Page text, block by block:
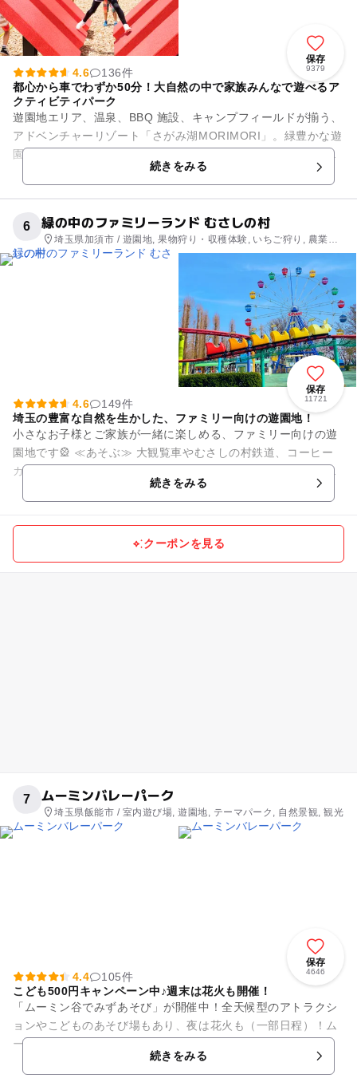
保存
9379
4.6
136件
都心から車でわずか50分！大自然の中で家族みんなで遊べるア
クティビティパーク
遊園地エリア、温泉、BBQ 施設、キャンプフィールドが揃う、
アドベンチャーリゾート「さがみ湖MORIMORI」。緑豊かな遊
園地エリアには、アスレチックや迷路、乗り物アトラクショ
続きをみる
6 緑の中のファミリーランド むさしの村
埼玉県加須市 / 遊園地, 果物狩り・収穫体験, いちご狩り, 農業体
験, プール
保存
11721
4.6
149件
埼玉の豊富な自然を生かした、ファミリー向けの遊園地！
小さなお子様とご家族が一緒に楽しめる、ファミリー向けの遊
園地です🎡 ≪あそぶ≫ 大観覧車やむさしの村鉄道、コーヒー
カップやメリーゴーランドなど小さなお子様向けの遊園地とな
続きをみる
クーポンを見る
7 ムーミンバレーパーク
埼玉県飯能市 / 室内遊び場, 遊園地, テーマパーク, 自然景観, 観光
保存
4646
4.4
105件
こども500円キャンペーン中♪週末は花火も開催！
「ムーミン谷でみずあそび」が開催中！全天候型のアトラクシ
ョンやこどものあそび場もあり、夜は花火も（一部日程）！ム
ーミンバレーパークは、1日中親子で満喫できちゃうエリアが
続きをみる